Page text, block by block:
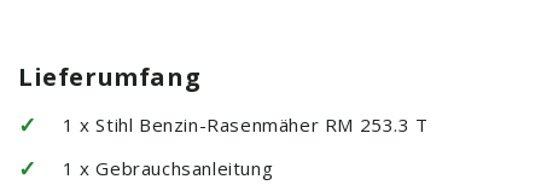
Lieferumfang
✓ 1 x Stihl Benzin-Rasenmäher RM 253.3 T
✓ 1 x Gebrauchsanleitung